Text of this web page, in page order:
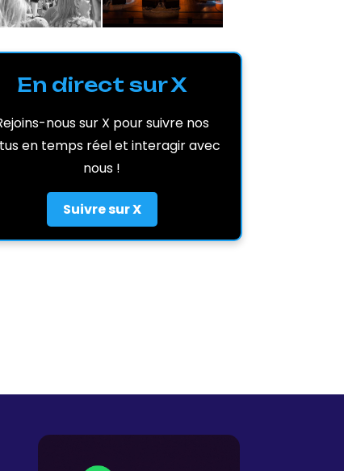
En direct sur X
nous sur X pour suivre nos
en temps réel et interagir avec
nous !
Suivre sur X